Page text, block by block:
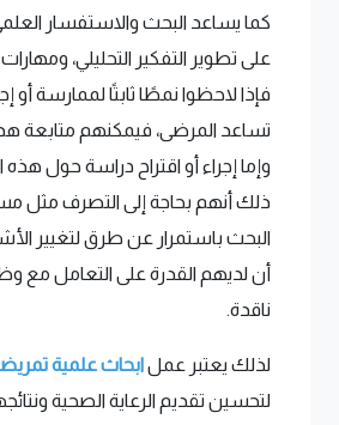
كما يساعد البحث والاستفسار
على تطوير التفكير التحليلي،
فإذا لاحظوا نمطًا ثابتًا لممارسة أو
تساعد المرضى، فيمكنهم متابعة
وإما إجراء أو اقتراح دراسة حول هذه
ذلك أنهم بحاجة إلى التصرف مثل
البحث باستمرار عن طرق لتغيير
أن لديهم القدرة على التعامل مع
ناقدة.
لذلك يعتبر عملابحاث علمية
لتحسين تقديم الرعاية الصحية